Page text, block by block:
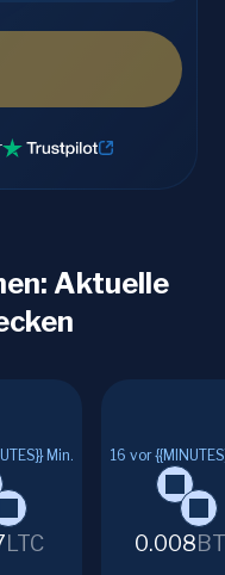
Aktuelle
Min.
LTC
16 vor
0.008